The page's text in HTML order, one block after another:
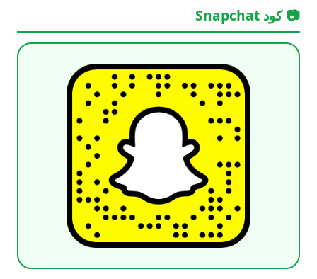
📷 كود Snapchat